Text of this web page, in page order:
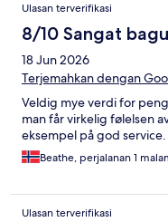
Ulasan terverifikasi
8/10 Sangat
18 Jun 2026
Terjemahkan dengan
Veldig mye verdi for
man får virkelig følelsen
eksempel på god service.
Beathe, perjalanan 1
Ulasan terverifikasi